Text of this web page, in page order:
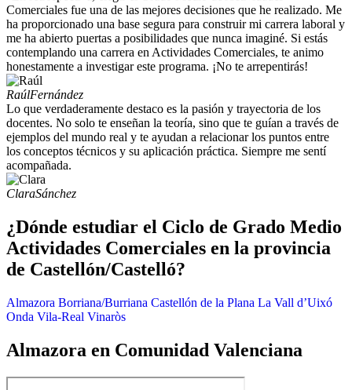
Comerciales fue una de las mejores decisiones que he realizado. Me
ha proporcionado una base segura para construir mi carrera laboral y
me ha abierto puertas a posibilidades que nunca imaginé. Si estás
contemplando una carrera en Actividades Comerciales, te animo
honestamente a investigar este programa. ¡No te arrepentirás!
RaúlFernández
Lo que verdaderamente destaco es la pasión y trayectoria de los
docentes. No solo te enseñan la teoría, sino que te guían a través de
ejemplos del mundo real y te ayudan a relacionar los puntos entre
los conceptos técnicos y su aplicación práctica. Siempre me sentí
acompañada.
ClaraSánchez
¿Dónde estudiar el Ciclo de Grado Medio
Actividades Comerciales en la provincia
de Castellón/Castelló?
Almazora Borriana/Burriana Castellón de la Plana La Vall d’Uixó
Onda Vila-Real Vinaròs
Almazora en Comunidad Valenciana